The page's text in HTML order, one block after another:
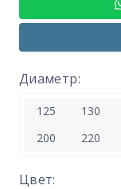
Диаметр:
125 130
200
220
Цвет: